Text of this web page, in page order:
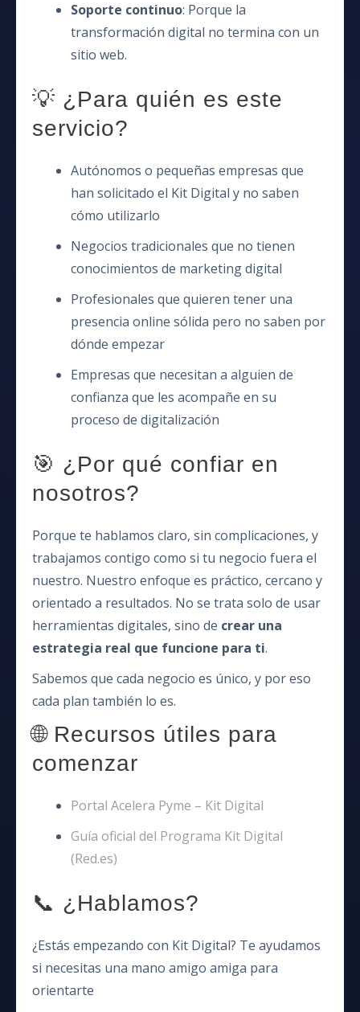
Soporte continuo: Porque la
transformación digital no termina con un
sitio web.
💡 ¿Para quién es este
servicio?
Autónomos o pequeñas empresas que
han solicitado el Kit Digital y no saben
cómo utilizarlo
Negocios tradicionales que no tienen
conocimientos de marketing digital
Profesionales que quieren tener una
presencia online sólida pero no saben por
dónde empezar
Empresas que necesitan a alguien de
confianza que les acompañe en su
proceso de digitalización
🎯 ¿Por qué confiar en
nosotros?
Porque te hablamos claro, sin complicaciones, y
trabajamos contigo como si tu negocio fuera el
nuestro. Nuestro enfoque es práctico, cercano y
orientado a resultados. No se trata solo de usar
herramientas digitales, sino de crear una
estrategia real que funcione para ti.
Sabemos que cada negocio es único, y por eso
cada plan también lo es.
🌐 Recursos útiles para
comenzar
Portal Acelera Pyme – Kit Digital
Guía oficial del Programa Kit Digital
(Red.es)
📞 ¿Hablamos?
¿Estás empezando con Kit Digital? Te ayudamos
si necesitas una mano amigo amiga para
orientarte